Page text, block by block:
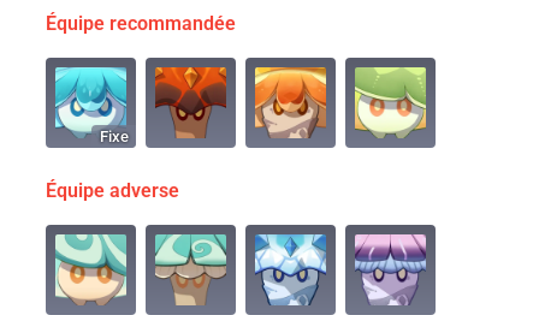
Équipe recommandée
Fixe
Équipe adverse